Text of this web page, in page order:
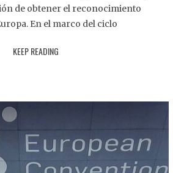
de obtener el reconocimiento
En el marco del ciclo
KEEP READING